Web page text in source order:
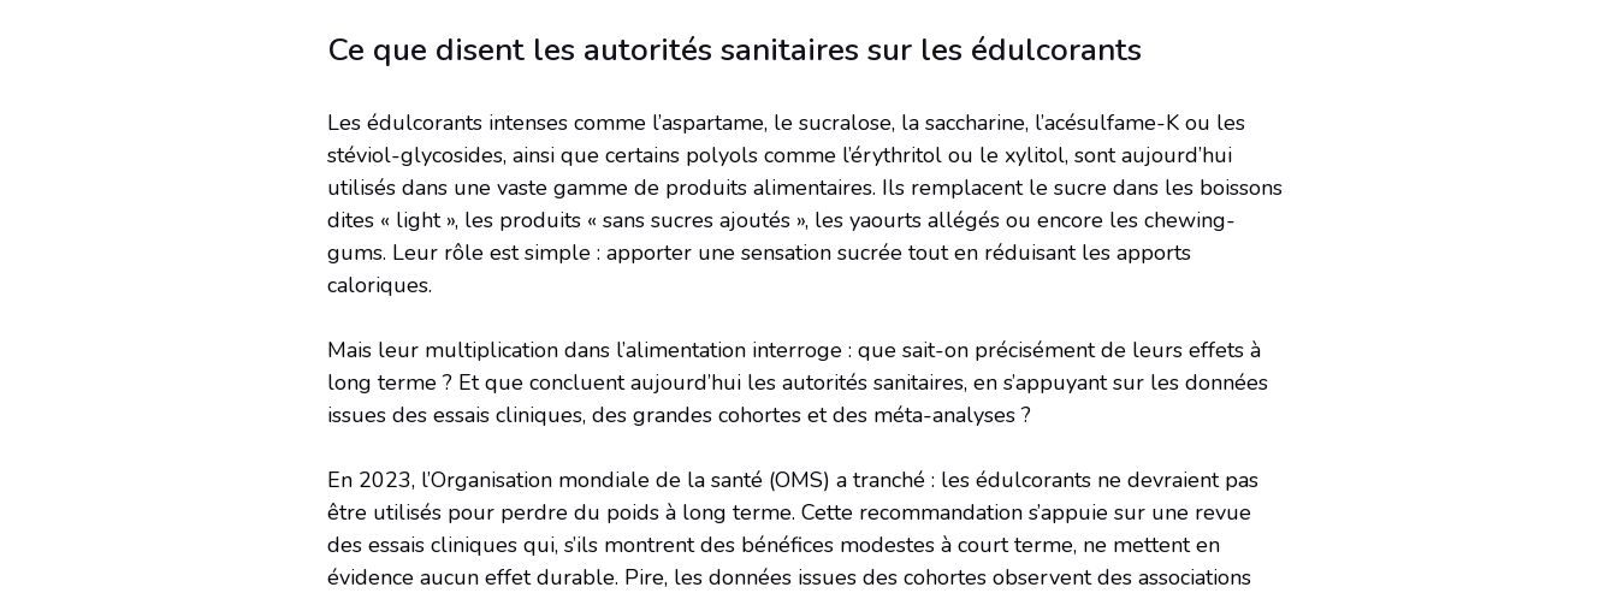
Ce que disent les autorités sanitaires sur les édulcorants
Les édulcorants intenses comme l’aspartame, le sucralose, la saccharine, l’acésulfame-K ou les
stéviol-glycosides, ainsi que certains polyols comme l’érythritol ou le xylitol, sont aujourd’hui
utilisés dans une vaste gamme de produits alimentaires. Ils remplacent le sucre dans les boissons
dites « light », les produits « sans sucres ajoutés », les yaourts allégés ou encore les chewing-
gums. Leur rôle est simple : apporter une sensation sucrée tout en réduisant les apports
caloriques.
Mais leur multiplication dans l’alimentation interroge : que sait-on précisément de leurs effets à
long terme ? Et que concluent aujourd’hui les autorités sanitaires, en s’appuyant sur les données
issues des essais cliniques, des grandes cohortes et des méta-analyses ?
En 2023, l’Organisation mondiale de la santé (OMS) a tranché : les édulcorants ne devraient pas
être utilisés pour perdre du poids à long terme. Cette recommandation s’appuie sur une revue
des essais cliniques qui, s’ils montrent des bénéfices modestes à court terme, ne mettent en
évidence aucun effet durable. Pire, les données issues des cohortes observent des associations